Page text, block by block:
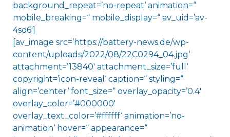
background_repeat=’no-repeat‘ animation=“
mobile_breaking=“ mobile_display=“ av_uid=’av-
4so6′]
[av_image src=’https://battery-news.de/wp-
content/uploads/2022/08/22C0294_04.jpg‘
attachment=’13840′ attachment_size=’full‘
copyright=’icon-reveal‘ caption=“ styling=“
align=’center‘ font_size=“ overlay_opacity=’0.4′
overlay_color=’#000000′
overlay_text_color=’#ffffff‘ animation=’no-
animation‘ hover=“ appearance=“